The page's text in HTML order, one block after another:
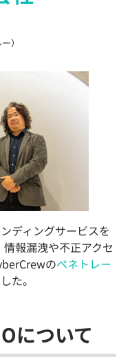
）
ディングサービスを
報漏洩や不正アクセ
のペネトレー
た。
について